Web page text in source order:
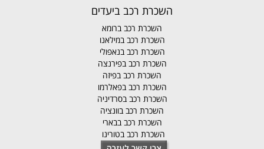
השכרת רכב ביעדים
השכרת רכב ברומא
השכרת רכב במילאנו
השכרת רכב בנאפולי
השכרת רכב בפירנצה
השכרת רכב בפיזה
השכרת רכב בפאלרמו
השכרת רכב בסרדיניה
השכרת רכב בוונציה
השכרת רכב בבארי
השכרת רכב בטורינו